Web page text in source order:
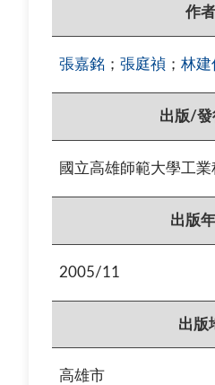
作者
張嘉銘 ； 張庭禎 ； 林建
出版/發
國立高雄師範大學工
出版
2005/11
出版
高雄市